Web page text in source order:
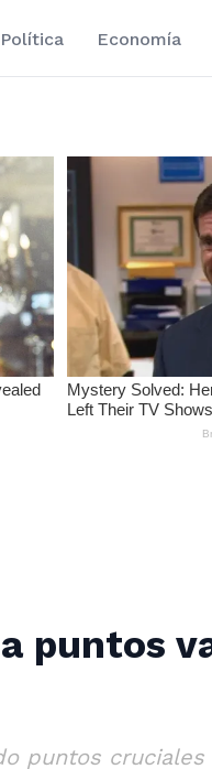
Política Economía
puntos
puntos cruciales